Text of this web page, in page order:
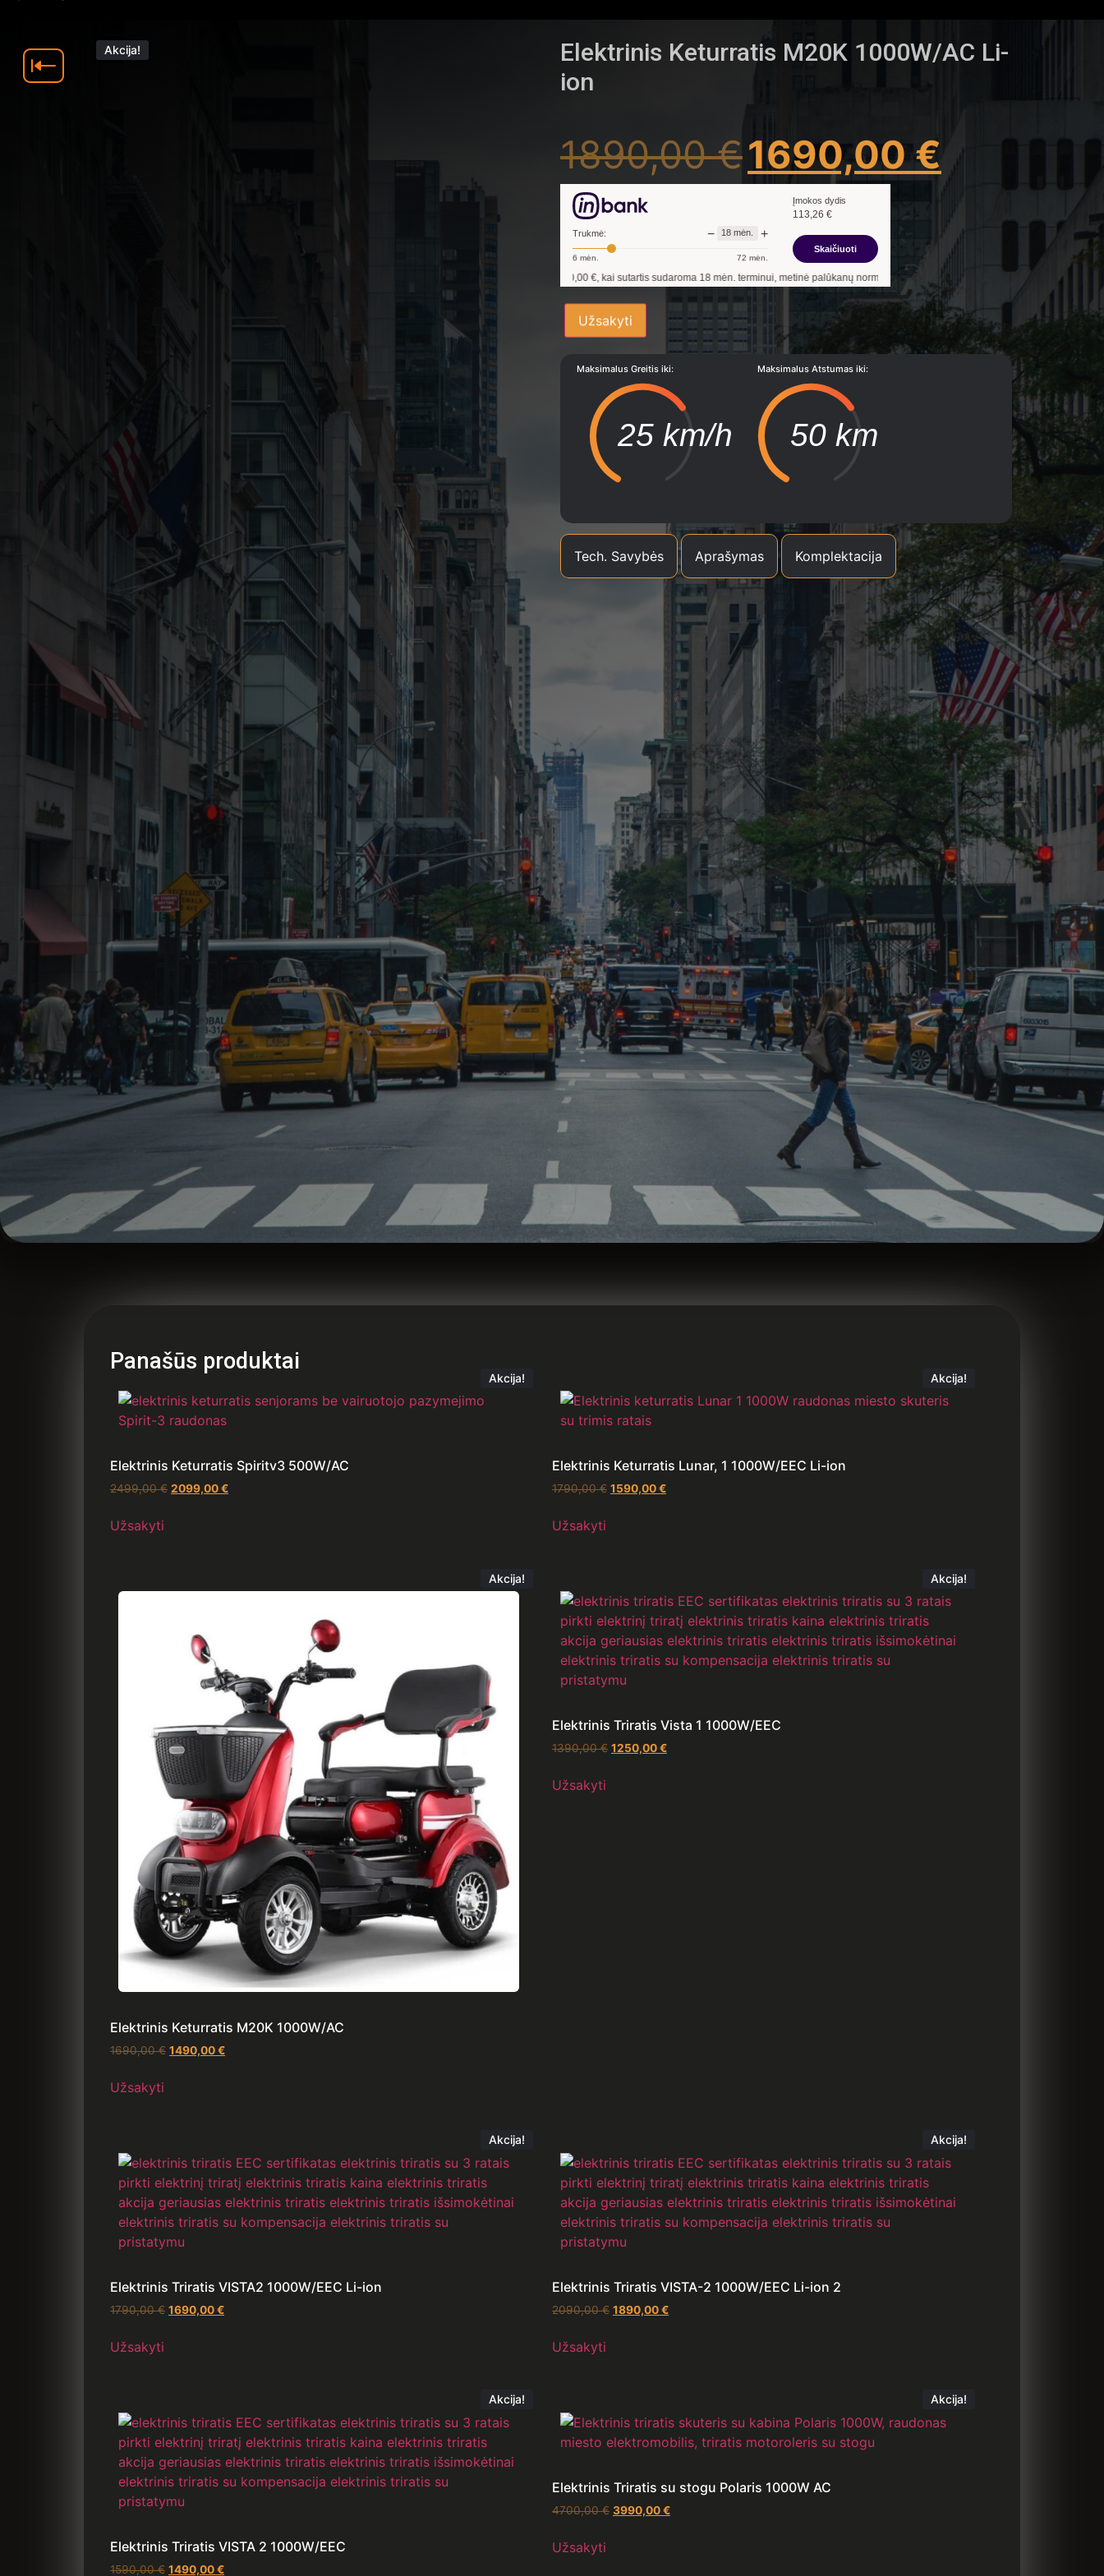
Akcija!
Elektrinis Keturratis M20K 1000W/AC Li-
ion
1890,00€1690,00€
Trukmė: − 18 mėn. +
6 mėn. 72 mėn.
Įmokos dydis
113,26 €
Skaičiuoti
18mėn. terminui, metinė palūkanų norma –12,90%, sutarties sudarymo mokestis - %, mėnesio sutarties mokestis –
Užsakyti
Maksimalus Greitis iki:
25 km/h
Maksimalus Atstumas iki:
50 km
Tech. Savybės Aprašymas Komplektacija
Panašūs produktai
Akcija!
Elektrinis Keturratis Spiritv3 500W/AC
2499,00€ 2099,00€
Užsakyti
Akcija!
Elektrinis Keturratis Lunar, 1 1000W/EEC Li-ion
1790,00€ 1590,00€
Užsakyti
Akcija!
Elektrinis Keturratis M20K 1000W/AC
1690,00€ 1490,00€
Užsakyti
Akcija!
Elektrinis Triratis Vista 1 1000W/EEC
1390,00€ 1250,00€
Užsakyti
Akcija!
Elektrinis Triratis VISTA2 1000W/EEC Li-ion
1790,00€ 1690,00€
Užsakyti
Akcija!
Elektrinis Triratis VISTA-2 1000W/EEC Li-ion 2
2090,00€ 1890,00€
Užsakyti
Akcija!
Elektrinis Triratis VISTA 2 1000W/EEC
1590,00€ 1490,00€
Akcija!
Elektrinis Triratis su stogu Polaris 1000W AC
4700,00€ 3990,00€
Užsakyti